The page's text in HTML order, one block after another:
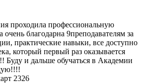
проходила профессиональную
очень благодарна 9преподавателям за
практические навыки, все доступно
который первый раз оказывается
Буду и дальше обучаться в Академии